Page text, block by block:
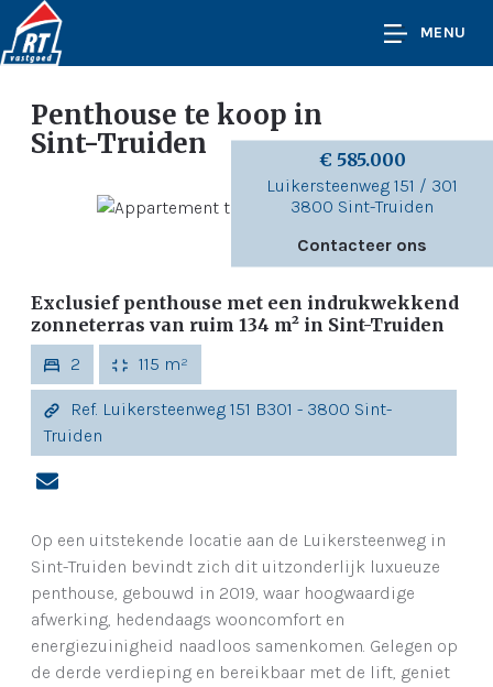
MENU
Penthouse te koop in
Sint-Truiden
€ 585.000
Luikersteenweg 151 / 301
3800 Sint-Truiden
Contacteer ons
Exclusief penthouse met een indrukwekkend
zonneterras van ruim 134 m² in Sint-Truiden
2 115 m²
Ref. Luikersteenweg 151 B301 - 3800 Sint-
Truiden
Op een uitstekende locatie aan de Luikersteenweg in
Sint-Truiden bevindt zich dit uitzonderlijk luxueuze
penthouse, gebouwd in 2019, waar hoogwaardige
afwerking, hedendaags wooncomfort en
energiezuinigheid naadloos samenkomen. Gelegen op
de derde verdieping en bereikbaar met de lift, geniet